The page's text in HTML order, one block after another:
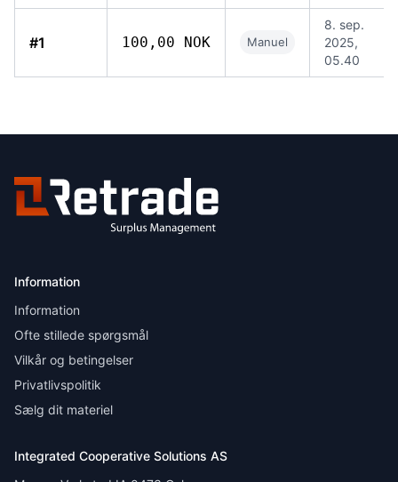
#1 100,00 NOK Manuel
8. sep.
2025,
05.40
Information
Information
Ofte stillede spørgsmål
Vilkår og betingelser
Privatlivspolitik
Sælg dit materiel
Integrated Cooperative Solutions AS